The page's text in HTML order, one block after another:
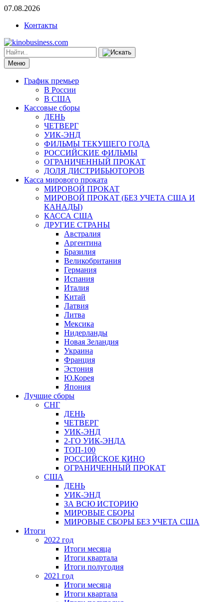
07.08.2026
Контакты
Меню
График премьер
В России
В США
Кассовые сборы
ДЕНЬ
ЧЕТВЕРГ
УИК-ЭНД
ФИЛЬМЫ ТЕКУЩЕГО ГОДА
РОССИЙСКИЕ ФИЛЬМЫ
ОГРАНИЧЕННЫЙ ПРОКАТ
ДОЛЯ ДИСТРИБЬЮТОРОВ
Касса мирового проката
МИРОВОЙ ПРОКАТ
МИРОВОЙ ПРОКАТ (БЕЗ УЧЕТА США И
КАНАДЫ)
КАССА США
ДРУГИЕ СТРАНЫ
Австралия
Аргентина
Бразилия
Великобритания
Германия
Испания
Италия
Китай
Латвия
Литва
Мексика
Нидерланды
Новая Зеландия
Украина
Франция
Эстония
Ю.Корея
Япония
Лучшие сборы
СНГ
ДЕНЬ
ЧЕТВЕРГ
УИК-ЭНД
2-ГО УИК-ЭНДА
ТОП-100
РОССИЙСКОЕ КИНО
ОГРАНИЧЕННЫЙ ПРОКАТ
США
ДЕНЬ
УИК-ЭНД
ЗА ВСЮ ИСТОРИЮ
МИРОВЫЕ СБОРЫ
МИРОВЫЕ СБОРЫ БЕЗ УЧЕТА США
Итоги
2022 год
Итоги месяца
Итоги квартала
Итоги полугодия
2021 год
Итоги месяца
Итоги квартала